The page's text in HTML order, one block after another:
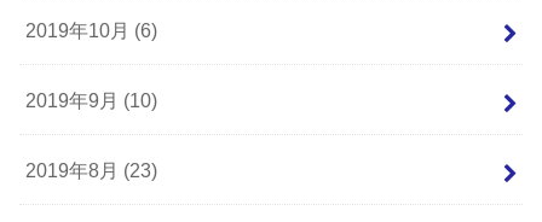
2019年10月 (6)
2019年9月 (10)
2019年8月 (23)